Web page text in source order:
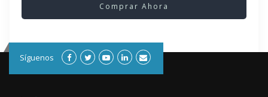
Comprar Ahora
Síguenos